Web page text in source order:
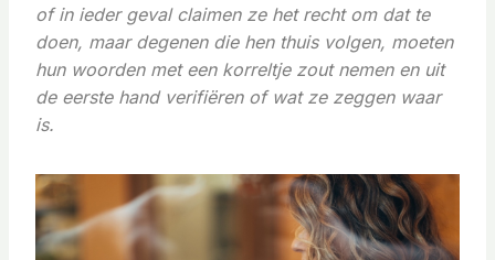
of in ieder geval claimen ze het recht om dat te
doen, maar degenen die hen thuis volgen, moeten
hun woorden met een korreltje zout nemen en uit
de eerste hand verifiëren of wat ze zeggen waar
is.